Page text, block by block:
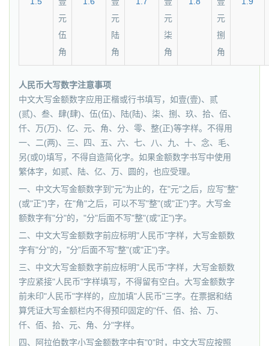
元
伍
角
元
陆
角
元
柒
角
元
捌
角
人民币大写数字注意事项
中文大写金额数字应用正楷或行书填写，如壹(壹)、贰
(贰)、叁、肆(肆)、伍(伍)、陆(陆)、柒、捌、玖、拾、佰、
仟、万(万)、亿、元、角、分、零、整(正)等字样。不得用
一、二(两)、三、四、五、六、七、八、九、十、念、毛、
另(或0)填写，不得自造简化字。如果金额数字书写中使用
繁体字，如贰、陆、亿、万、圆的，也应受理。
一、中文大写金额数字到"元"为止的，在"元"之后，应写"整"
(或"正")字，在"角"之后，可以不写"整"(或"正")字。大写金
额数字有"分"的，"分"后面不写"整"(或"正")字。
二、中文大写金额数字前应标明"人民币"字样，大写金额数
字有"分"的，"分"后面不写"整"(或"正")字。
三、中文大写金额数字前应标明"人民币"字样，大写金额数
字应紧接"人民币"字样填写，不得留有空白。大写金额数字
前未印"人民币"字样的，应加填"人民币"三字。在票据和结
算凭证大写金额栏内不得预印固定的"仟、佰、拾、万、
仟、佰、拾、元、角、分"字样。
四、阿拉伯数字小写金额数字中有"0"时，中文大写应按照